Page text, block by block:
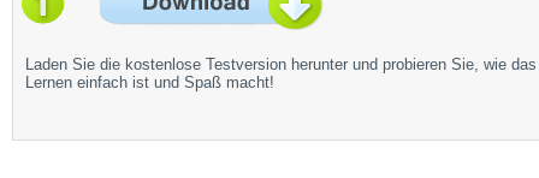
Laden Sie die kostenlose Testversion herunter und probieren Sie, wie das
Lernen einfach ist und Spaß macht!